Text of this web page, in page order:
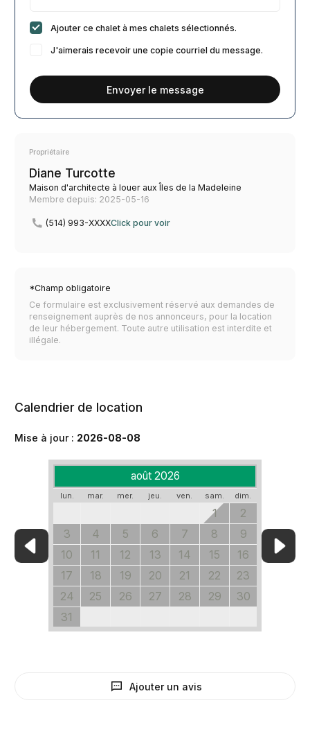
Propriétaire
Diane Turcotte
Maison d'architecte à louer aux Îles de la Madeleine
Membre depuis: 2025-05-16
(514) 993-XXXXClick pour voir
*Champ obligatoire
Ce formulaire est exclusivement réservé aux demandes de
renseignement auprès de nos annonceurs, pour la location
de leur hébergement. Toute autre utilisation est interdite et
illégale.
Ajouter ce chalet à mes chalets sélectionnés.
J'aimerais recevoir une copie courriel du message.
Envoyer le message
Calendrier de location
Mise à jour : 2026-08-08
août 2026
lun. mar. mer. jeu. ven. sam. dim.
1
2
3
4 5 6 7 8
9
10
11 12 13 14 15
16
17
18 19 20 21 22
23
24
25 26 27 28 29
30
31
Ajouter un avis